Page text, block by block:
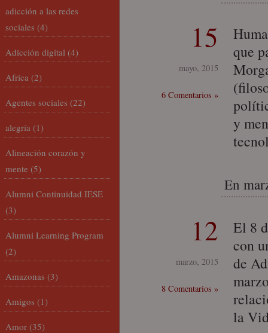
15
mayo, 2015
6 Comentarios »
que
y
En
12
marzo, 2015
8 Comentarios »
El 8
con
de
la
adicción a las redes
sociales (4)
Adicción digital (4)
Africa (2)
Agentes sociales (22)
alegría (1)
Alineación corazón y
mente (5)
Alumni Continuidad IESE
(3)
Alumni Learning Program
(2)
Amazonas (3)
Amigos (1)
Amor (35)